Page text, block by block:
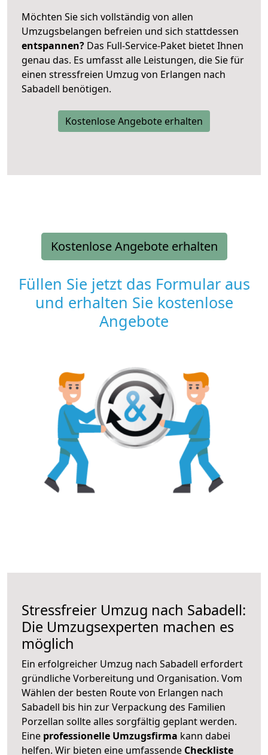
Möchten Sie sich vollständig von allen
Umzugsbelangen befreien und sich stattdessen
entspannen? Das Full-Service-Paket bietet Ihnen
genau das. Es umfasst alle Leistungen, die Sie für
einen stressfreien Umzug von Erlangen nach
Sabadell benötigen.
Kostenlose Angebote erhalten
Kostenlose Angebote erhalten
Füllen Sie jetzt das Formular aus
und erhalten Sie kostenlose
Angebote
Stressfreier Umzug nach Sabadell:
Die Umzugsexperten machen es
möglich
Ein erfolgreicher Umzug nach Sabadell erfordert
gründliche Vorbereitung und Organisation. Vom
Wählen der besten Route von Erlangen nach
Sabadell bis hin zur Verpackung des Familien
Porzellan sollte alles sorgfältig geplant werden.
Eine professionelle Umzugsfirma kann dabei
helfen. Wir bieten eine umfassende Checkliste